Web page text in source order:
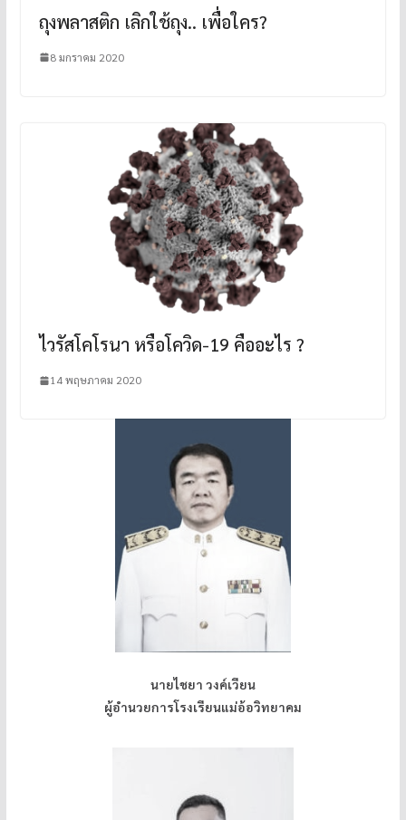
ถุงพลาสติก เลิกใช้ถุง.. เพื่อใคร?
8 มกราคม 2020
ไวรัสโคโรนา หรือโควิด-19 คืออะไร ?
14 พฤษภาคม 2020
นายไชยา วงค์เวียน
ผู้อำนวยการโรงเรียนแม่อ้อวิทยาคม